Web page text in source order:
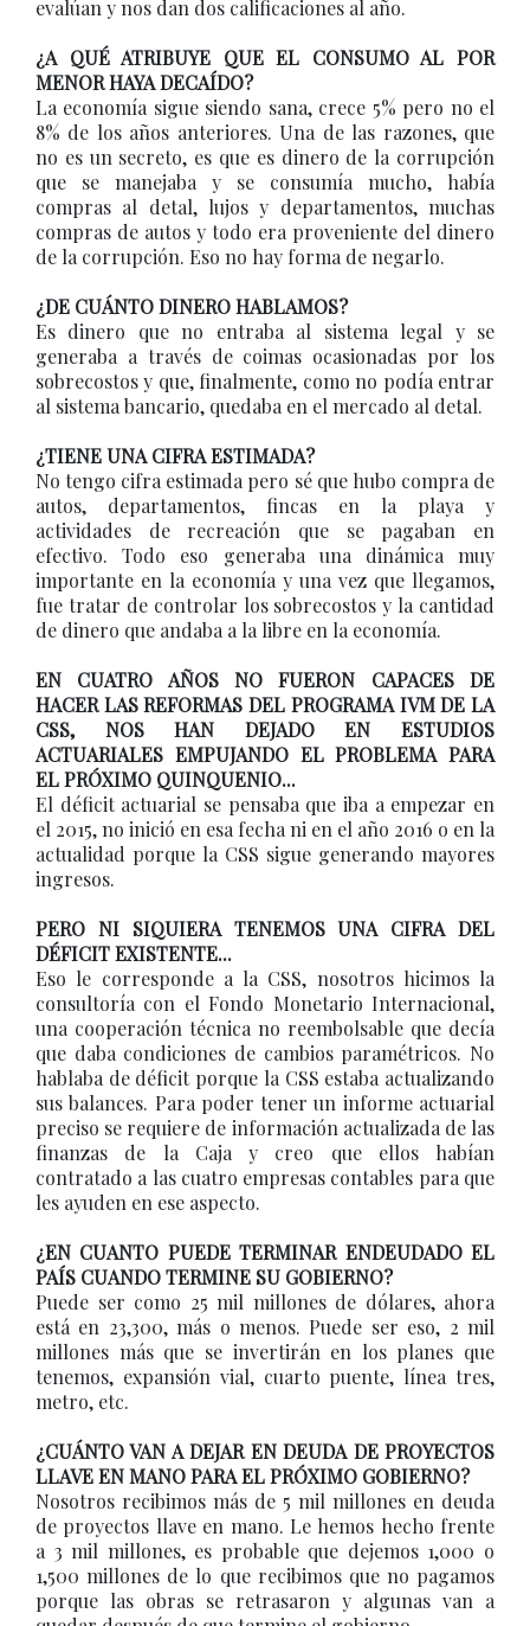
evalúan y nos dan dos calificaciones al año.
¿A QUÉ ATRIBUYE QUE EL CONSUMO AL POR
MENOR HAYA DECAÍDO?
La economía sigue siendo sana, crece 5% pero no el
8% de los años anteriores. Una de las razones, que
no es un secreto, es que es dinero de la corrupción
que se manejaba y se consumía mucho, había
compras al detal, lujos y departamentos, muchas
compras de autos y todo era proveniente del dinero
de la corrupción. Eso no hay forma de negarlo.
¿DE CUÁNTO DINERO HABLAMOS?
Es dinero que no entraba al sistema legal y se
generaba a través de coimas ocasionadas por los
sobrecostos y que, finalmente, como no podía entrar
al sistema bancario, quedaba en el mercado al detal.
¿TIENE UNA CIFRA ESTIMADA?
No tengo cifra estimada pero sé que hubo compra de
autos, departamentos, fincas en la playa y
actividades de recreación que se pagaban en
efectivo. Todo eso generaba una dinámica muy
importante en la economía y una vez que llegamos,
fue tratar de controlar los sobrecostos y la cantidad
de dinero que andaba a la libre en la economía.
EN CUATRO AÑOS NO FUERON CAPACES DE
HACER LAS REFORMAS DEL PROGRAMA IVM DE LA
CSS, NOS HAN DEJADO EN ESTUDIOS
ACTUARIALES EMPUJANDO EL PROBLEMA PARA
EL PRÓXIMO QUINQUENIO...
El déficit actuarial se pensaba que iba a empezar en
el 2015, no inició en esa fecha ni en el año 2016 o en la
actualidad porque la CSS sigue generando mayores
ingresos.
PERO NI SIQUIERA TENEMOS UNA CIFRA DEL
DÉFICIT EXISTENTE...
Eso le corresponde a la CSS, nosotros hicimos la
consultoría con el Fondo Monetario Internacional,
una cooperación técnica no reembolsable que decía
que daba condiciones de cambios paramétricos. No
hablaba de déficit porque la CSS estaba actualizando
sus balances. Para poder tener un informe actuarial
preciso se requiere de información actualizada de las
finanzas de la Caja y creo que ellos habían
contratado a las cuatro empresas contables para que
les ayuden en ese aspecto.
¿EN CUANTO PUEDE TERMINAR ENDEUDADO EL
PAÍS CUANDO TERMINE SU GOBIERNO?
Puede ser como 25 mil millones de dólares, ahora
está en 23,300, más o menos. Puede ser eso, 2 mil
millones más que se invertirán en los planes que
tenemos, expansión vial, cuarto puente, línea tres,
metro, etc.
¿CUÁNTO VAN A DEJAR EN DEUDA DE PROYECTOS
LLAVE EN MANO PARA EL PRÓXIMO GOBIERNO?
Nosotros recibimos más de 5 mil millones en deuda
de proyectos llave en mano. Le hemos hecho frente
a 3 mil millones, es probable que dejemos 1,000 o
1,500 millones de lo que recibimos que no pagamos
porque las obras se retrasaron y algunas van a